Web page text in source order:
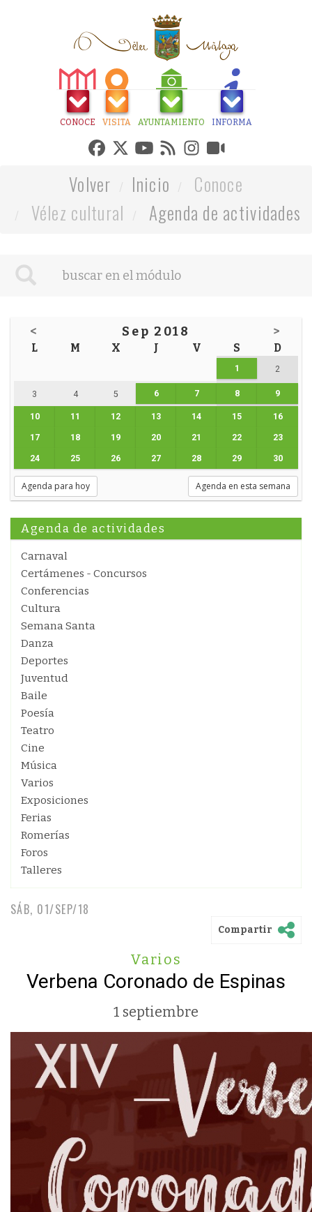
CONOCE VISITA AYUNTAMIENTO INFORMA
Volver Inicio
Conoce
Vélez cultural
Agenda de actividades
< Sep 2018 >
L M X J V S D
1 2
3 4 5 6 7 8 9
10 11 12 13 14 15 16
17 18 19 20 21 22 23
24 25 26 27 28 29 30
Agenda para hoy Agenda en esta semana
Agenda de actividades
Carnaval
Certámenes - Concursos
Conferencias
Cultura
Semana Santa
Danza
Deportes
Juventud
Baile
Poesía
Teatro
Cine
Música
Varios
Exposiciones
Ferias
Romerías
Foros
Talleres
SÁB, 01/SEP/18
Compartir
Varios
Verbena Coronado de Espinas
1 septiembre